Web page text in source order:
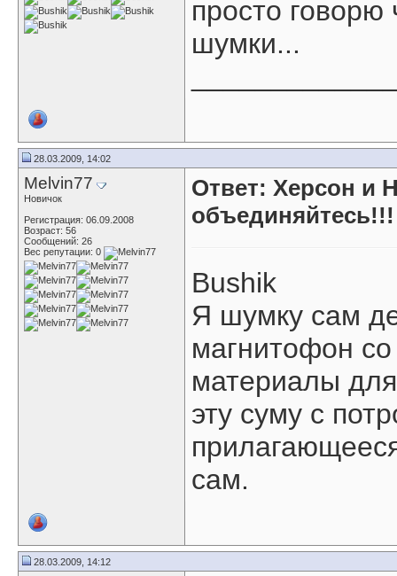
просто говорю
шумки...
28.03.2009, 14:02
Melvin77
Новичок
Регистрация: 06.09.2008
Возраст: 56
Сообщений: 26
Вес репутации: 0
Ответ: Херсон и
объединяйтесь!!!
Bushik
Я шумку сам
магнитофон
материалы
эту суму с
сам.
28.03.2009, 14:12